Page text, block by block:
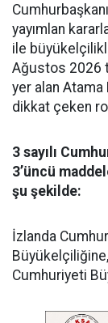
yayımlan
ile
Ağustos 2026
yer alan Atama
dikkat çeken
3 sayılı
3’üncü
şu şekilde:
​İzlanda
Cumhuriyeti